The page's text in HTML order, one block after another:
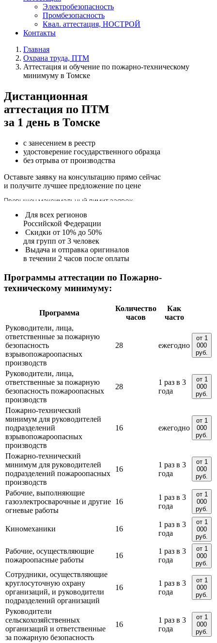
Электробезопасность
Промбезопасность
Квал. аттестация, НОСТРОЙ
Контакты
Главная
Охрана труда, ПТМ
Аттестация и обучение по пожарно-техническому
минимуму в Томске
Дистанционная
аттестация по ПТМ
за 1 день в Томске
с занесением в реестр
удостоверение государственного образца
без отрыва от производства
Оставьте заявку на консультацию прямо сейчас
и получите лучшее предложение по цене
Для всех регионов
Российской Федерации
Скидки от 10% до 50%
для групп от 3 человек
Выдача и отправка оригиналов
в течении 2 часов после оплаты
Программы аттестации по Пожарно-
техническому минимуму:
Программа
Количество
часов
Как
часто
Руководители, лица,
ответственные за пожарную
безопасность
взрывопожароопасных
производств
28 ежегодно
от 1
000
руб.
Руководители, лица,
ответственные за пожарную
безопасность пожароопасных
производств
28
1 раз в 3
года
от 1
000
руб.
Пожарно-технический
минимум для руководителей
подразделений
взрывопожароопасных
производств
16 ежегодно
от 1
000
руб.
Пожарно-технический
минимум для руководителей
подразделений пожароопасных
производств
16
1 раз в 3
года
от 1
000
руб.
Рабочие, выполняющие
газоэлектросварочные и другие
огневые работы
16
1 раз в 3
года
от 1
000
руб.
Киномеханики 16
1 раз в 3
года
от 1
000
руб.
Рабочие, осуществляющие
пожароопасные работы
16
1 раз в 3
года
от 1
000
руб.
Сотрудники, осуществляющие
круглосуточную охрану
организаций, и руководители
подразделений организаций
16
1 раз в 3
года
от 1
000
руб.
Руководители
сельскохозяйственных
организаций и ответственные
за пожарную безопасность
16
1 раз в 3
года
от 1
000
руб.